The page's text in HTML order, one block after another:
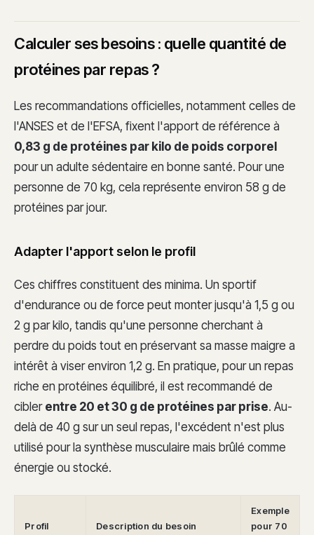
Calculer ses besoins : quelle quantité de
protéines par repas ?
Les recommandations officielles, notamment celles de
l'ANSES et de l'EFSA, fixent l'apport de référence à
0,83 g de protéines par kilo de poids corporel
pour un adulte sédentaire en bonne santé. Pour une
personne de 70 kg, cela représente environ 58 g de
protéines par jour.
Adapter l'apport selon le profil
Ces chiffres constituent des minima. Un sportif
d'endurance ou de force peut monter jusqu'à 1,5 g ou
2 g par kilo, tandis qu'une personne cherchant à
perdre du poids tout en préservant sa masse maigre a
intérêt à viser environ 1,2 g. En pratique, pour un repas
riche en protéines équilibré, il est recommandé de
cibler entre 20 et 30 g de protéines par prise. Au-
delà de 40 g sur un seul repas, l'excédent n'est plus
utilisé pour la synthèse musculaire mais brûlé comme
énergie ou stocké.
Profil Description du besoin
Exemple
pour 70